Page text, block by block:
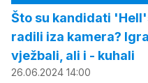
Što su kandidati
radili iza kamera?
vježbali, ali i - kuhali
26.06.2024 14:00